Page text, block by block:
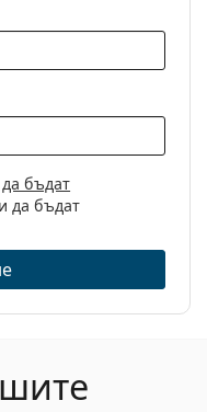
да бъдат
да бъдат